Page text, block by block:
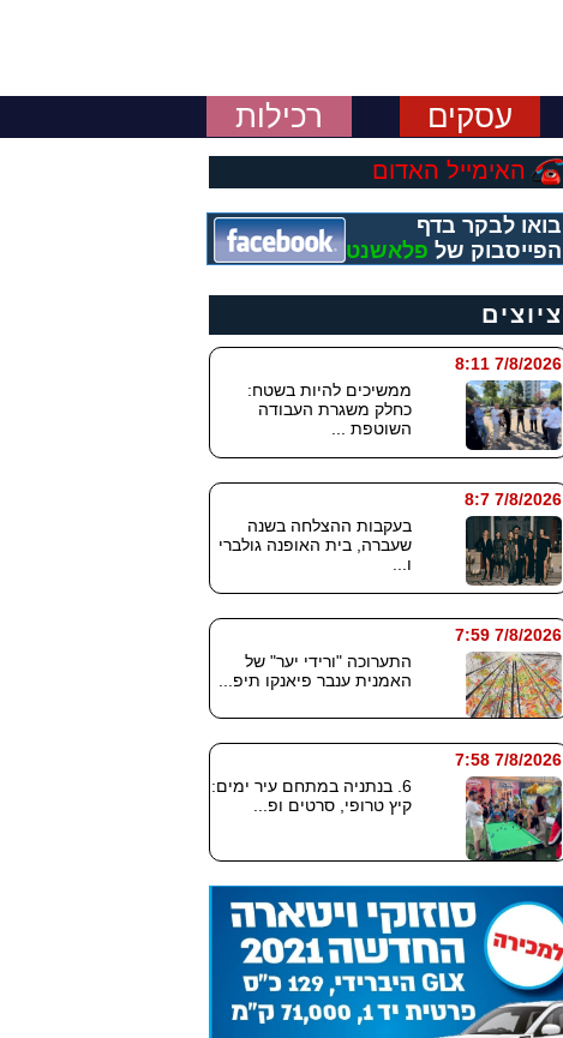
עסקים רכילות
האימייל האדום
בואו לבקר בדף
הפייסבוק של פלאשנט
ציוצים
7/8/2026 8:11
ממשיכים להיות בשטח:
כחלק משגרת העבודה
השוטפת ...
7/8/2026 8:7
בעקבות ההצלחה בשנה
שעברה, בית האופנה גולברי
ו...
7/8/2026 7:59
התערוכה "ורידי יער" של
האמנית ענבר פיאנקו תיפ...
7/8/2026 7:58
6. בנתניה במתחם עיר ימים:
קיץ טרופי, סרטים ופ...